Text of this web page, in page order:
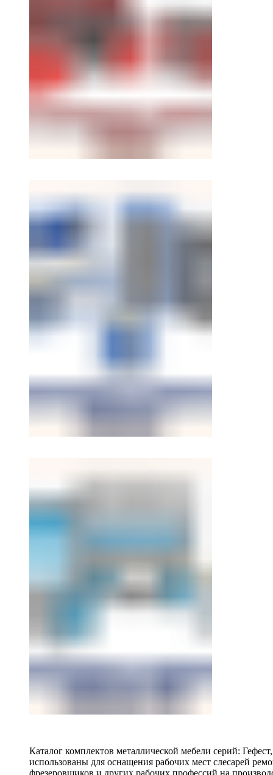
Каталог комплектов металлической мебели серий:
использованы для оснащения рабочих мест слесарей